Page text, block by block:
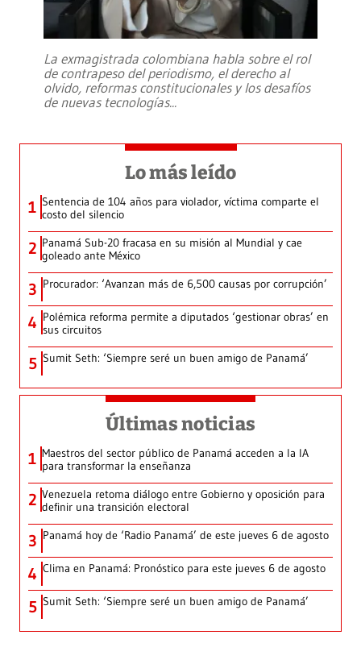
La exmagistrada colombiana habla sobre el rol
de contrapeso del periodismo, el derecho al
olvido, reformas constitucionales y los desafíos
de nuevas tecnologías...
Lo más leído
1 Sentencia de 104 años para violador, víctima comparte el
costo del silencio
2 Panamá Sub-20 fracasa en su misión al Mundial y cae
goleado ante México
3 Procurador: ‘Avanzan más de 6,500 causas por corrupción’
4 Polémica reforma permite a diputados ‘gestionar obras’ en
sus circuitos
5 Sumit Seth: ‘Siempre seré un buen amigo de Panamá’
Últimas noticias
1 Maestros del sector público de Panamá acceden a la IA
para transformar la enseñanza
2 Venezuela retoma diálogo entre Gobierno y oposición para
definir una transición electoral
3 Panamá hoy de ‘Radio Panamá’ de este jueves 6 de agosto
4 Clima en Panamá: Pronóstico para este jueves 6 de agosto
5 Sumit Seth: ‘Siempre seré un buen amigo de Panamá’